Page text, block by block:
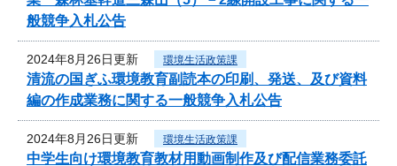
般競争入札公告
2024年8月26日更新 環境生活政策課
清流の国ぎふ環境教育副読本の印刷、発送、及び資料
編の作成業務に関する一般競争入札公告
2024年8月26日更新 環境生活政策課
中学生向け環境教育教材用動画制作及び配信業務委託